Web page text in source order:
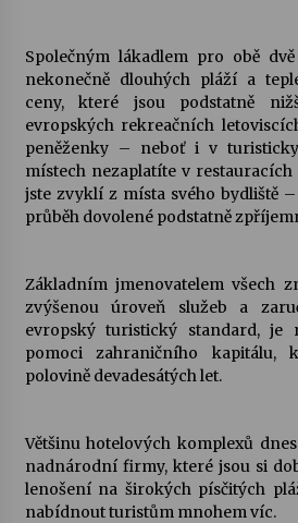
Společným lákadlem pro obě
nekonečně dlouhých pláží a
ceny, které jsou podstatně
evropských rekreačních
peněženky – neboť i v turisticky
místech nezaplatíte v
jste zvyklí z místa svého bydliště
průběh dovolené podstatně
Základním jmenovatelem všech
zvýšenou úroveň služeb a
evropský turistický standard, je
pomoci zahraničního kapitálu,
polovině devadesátých let.
Většinu hotelových komplexů
nadnárodní firmy, které jsou si
lenošení na širokých písčitých
nabídnout turistům mnohem víc.